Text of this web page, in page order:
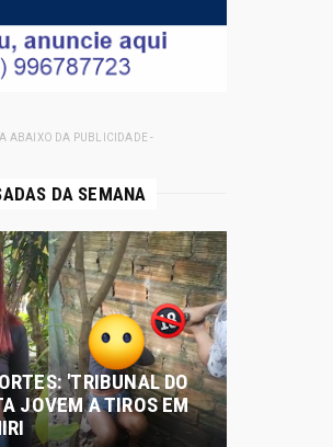
ABAIXO DA PUBLICIDADE -
DA SEMANA
'TRIBUNAL DO
JOVEM A TIROS EM